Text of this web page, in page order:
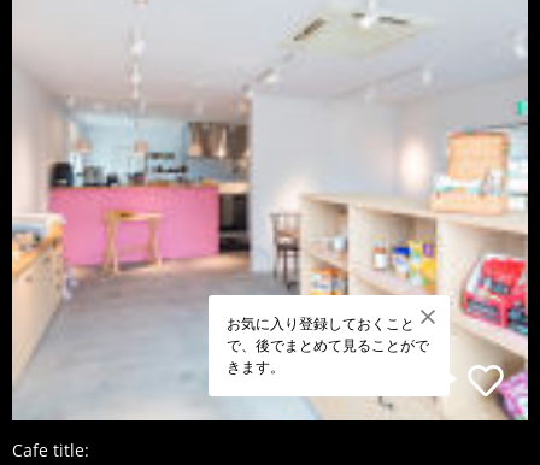
お気に入り登録しておくこと
で、後でまとめて見ることがで
きます。
Cafe title: